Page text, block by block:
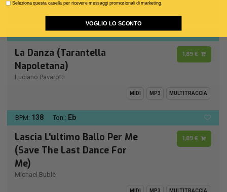
Ton.:A -
La Danza (Tarantella
Napoletana)
Luciano Pavarotti
1,89 €
MIDI MP3 MULTITRACCIA
BPM: 138 Ton.: Eb
Lascia L'ultimo Ballo Per Me
(Save The Last Dance For
Me)
Michael Bublè
1,89 €
Seleziona questa casella per ricevere messaggi promozionali di marketing.
VOGLIO LO SCONTO